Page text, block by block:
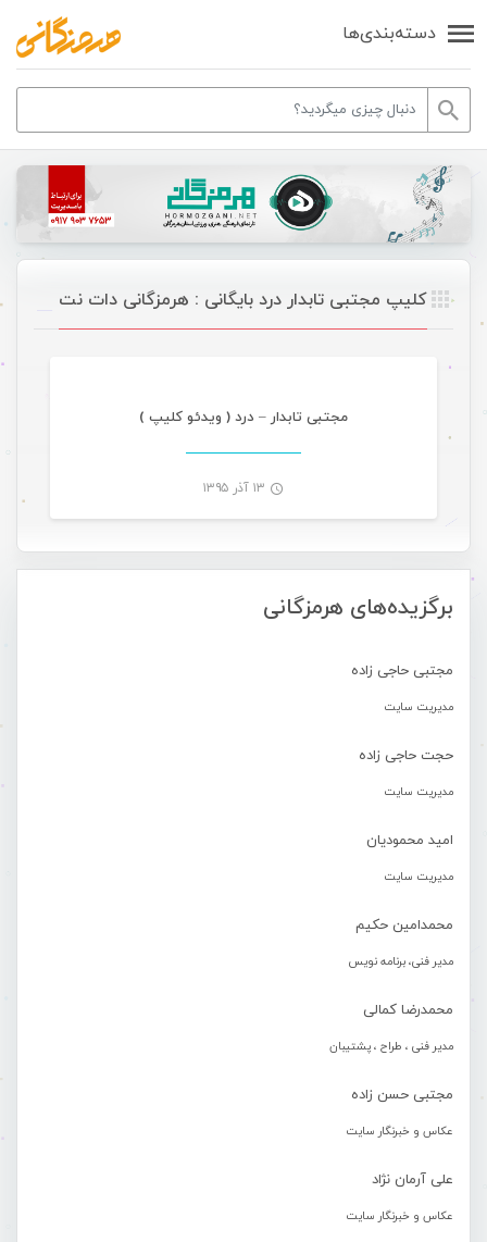
دسته‌بندی‌ها
برگزیده‌های هرمزگانی
مجتبی حاجی زاده
مدیریت سایت
حجت حاجی زاده
مدیریت سایت
امید محمودیان
مدیریت سایت
محمدامین حکیم
مدیر فنی، برنامه نویس
محمدرضا کمالی
مدیر فنی ، طراح ، پشتیبان
مجتبی حسن زاده
عکاس و خبرنگار سایت
علی آرمان نژاد
عکاس و خبرنگار سایت
کلیپ مجتبی تابدار درد بایگانی : هرمزگانی دات نت
مجتبی تابدار – درد ( ویدئو کلیپ )
۱۳ آذر ۱۳۹۵